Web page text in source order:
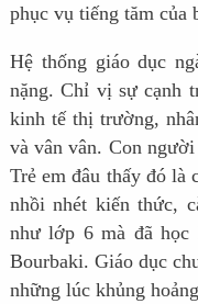
phục vụ tiếng tăm của
Hệ thống giáo dục
nặng. Chỉ vị sự cạnh
kinh tế thị trường,
và vân vân. Con
Trẻ em đâu thấy đó là
nhồi nhét kiến thức,
như lớp 6 mà đã học
Bourbaki. Giáo dục
những lúc khủng